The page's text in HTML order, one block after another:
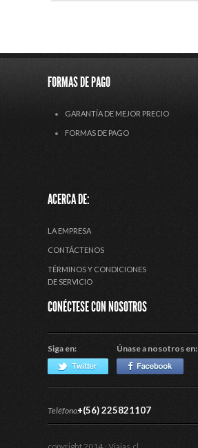
FORMAS DE PAGO
GARANTÍA DE MEJOR PRECIO
FORMAS DE PAGO
ACERCA DE:
LA EMPRESA
CONTÁCTENOS
TÉRMINOS Y CONDICIONES
DE SERVICIO
CONÉCTESE CON NOSOTROS
Siga en: Únase a nosotros en:
Teléfono:+(56) 225821107